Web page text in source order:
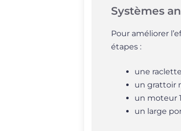
Systèmes
Pour améliorer
étapes :
une
un grattoir
un moteur
un large